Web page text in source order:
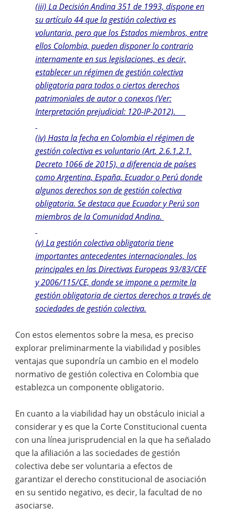
(iii) La Decisión Andina 351 de 1993, dispone en
su artículo 44 que la gestión colectiva es
voluntaria, pero que los Estados miembros, entre
ellos Colombia, pueden disponer lo contrario
internamente en sus legislaciones, es decir,
establecer un régimen de gestión colectiva
obligatoria para todos o ciertos derechos
patrimoniales de autor o conexos (Ver:
Interpretación prejudicial: 120-IP-2012).
(iv) Hasta la fecha en Colombia el régimen de
gestión colectiva es voluntario (Art. 2.6.1.2.1.
Decreto 1066 de 2015), a diferencia de países
como Argentina, España, Ecuador o Perú donde
algunos derechos son de gestión colectiva
obligatoria. Se destaca que Ecuador y Perú son
miembros de la Comunidad Andina.
(v) La gestión colectiva obligatoria tiene
importantes antecedentes internacionales, los
principales en las Directivas Europeas 93/83/CEE
y 2006/115/CE, donde se impone o permite la
gestión obligatoria de ciertos derechos a través de
sociedades de gestión colectiva.
Con estos elementos sobre la mesa, es preciso
explorar preliminarmente la viabilidad y posibles
ventajas que supondría un cambio en el modelo
normativo de gestión colectiva en Colombia que
establezca un componente obligatorio.
En cuanto a la viabilidad hay un obstáculo inicial a
considerar y es que la Corte Constitucional cuenta
con una línea jurisprudencial en la que ha señalado
que la afiliación a las sociedades de gestión
colectiva debe ser voluntaria a efectos de
garantizar el derecho constitucional de asociación
en su sentido negativo, es decir, la facultad de no
asociarse.